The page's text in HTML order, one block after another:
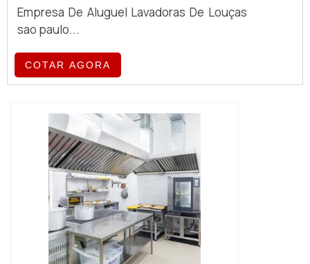
Empresa De Aluguel Lavadoras De Louças
sao paulo...
COTAR AGORA